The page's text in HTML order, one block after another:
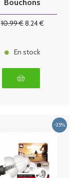
Bouchons
10.99€8.24€
En stock